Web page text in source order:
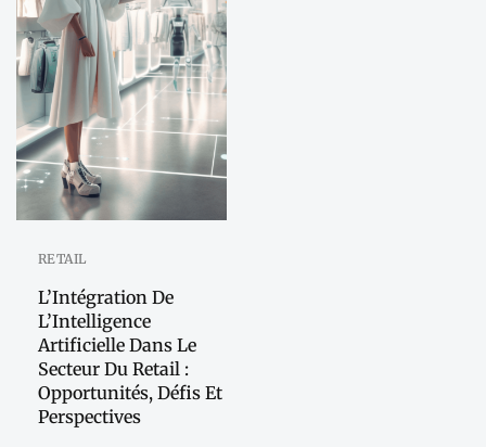
RETAIL
L’Intégration De
L’Intelligence
Artificielle Dans Le
Secteur Du Retail :
Opportunités, Défis Et
Perspectives